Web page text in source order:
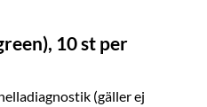
10 st per
(gäller ej